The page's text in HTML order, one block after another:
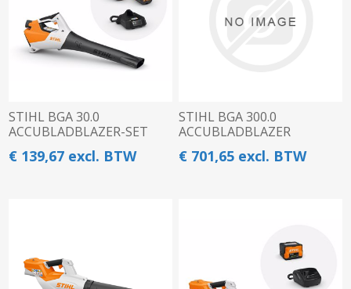
STIHL BGA 30.0
ACCUBLADBLAZER-SET
€ 139,67 excl. BTW
STIHL BGA 300.0
ACCUBLADBLAZER
€ 701,65 excl. BTW